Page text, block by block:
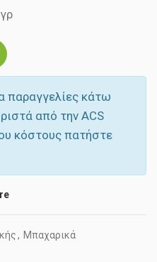
παραγγελίες κάτω
από την ACS
κόστους πατήστε
, Μπαχαρικά